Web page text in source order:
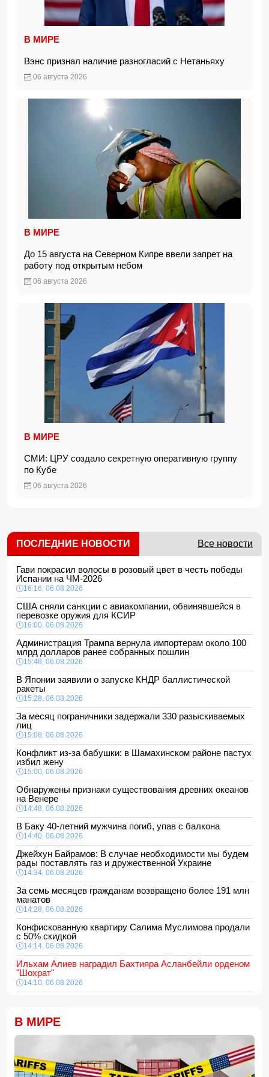
В МИРЕ
Вэнс признал наличие разногласий с Нетаньяху
06 августа 2026
В МИРЕ
До 15 августа на Северном Кипре ввели запрет на
работу под открытым небом
06 августа 2026
В МИРЕ
СМИ: ЦРУ создало секретную оперативную группу
по Кубе
06 августа 2026
ПОСЛЕДНИЕ НОВОСТИ Все новости
Гави покрасил волосы в розовый цвет в честь победы
Испании на ЧМ-2026
16:16, 06.08.2026
США сняли санкции с авиакомпании, обвинявшейся в
перевозке оружия для КСИР
16:00, 06.08.2026
Администрация Трампа вернула импортерам около 100
млрд долларов ранее собранных пошлин
15:48, 06.08.2026
В Японии заявили о запуске КНДР баллистической
ракеты
15:28, 06.08.2026
За месяц пограничники задержали 330 разыскиваемых
лиц
15:08, 06.08.2026
Конфликт из-за бабушки: в Шамахинском районе пастух
избил жену
15:00, 06.08.2026
Обнаружены признаки существования древних океанов
на Венере
14:48, 06.08.2026
В Баку 40-летний мужчина погиб, упав с балкона
14:40, 06.08.2026
Джейхун Байрамов: В случае необходимости мы будем
рады поставлять газ и дружественной Украине
14:34, 06.08.2026
За семь месяцев гражданам возвращено более 191 млн
манатов
14:28, 06.08.2026
Конфискованную квартиру Салима Муслимова продали
с 50% скидкой
14:14, 06.08.2026
Ильхам Алиев наградил Бахтияра Асланбейли орденом
"Шохрат"
14:10, 06.08.2026
14:04, 06.08.2026
Ильхам Алиев отозвал двух постоянных
представителей, одного назначил на новую должность
14:00, 06.08.2026
Прогноз погоды в Азербайджане на 7 августа
В МИРЕ